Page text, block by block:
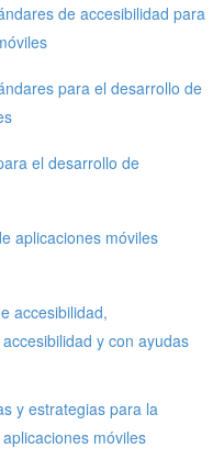
de accesibilidad para
para el desarrollo de
el desarrollo de
aplicaciones móviles
accesibilidad,
y con ayudas
y estrategias para la
móviles